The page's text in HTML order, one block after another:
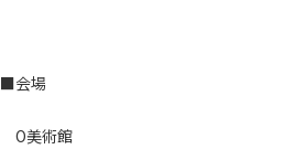
■会場
O美術館